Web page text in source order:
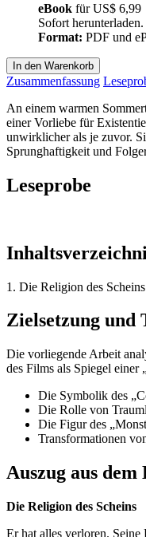
eBook fürUS$ 6,99
Sofort
Format: PDF und
In den Warenkorb
Zusammenfassung
An einem warmen
einer Vorliebe für
unwirklicher als je zuvor.
Sprunghaftigkeit und
Leseprobe
1. Die Religion des
Zielsetzung und
Die vorliegende Arbeit
des Films als Spiegel
Die Symbolik des
Die Rolle von
Die Figur des
Transformationen
Auszug aus dem
Die Religion des Scheins
Er hat alles verloren.